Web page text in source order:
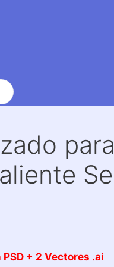
para
Se
+ 2 Vectores .ai